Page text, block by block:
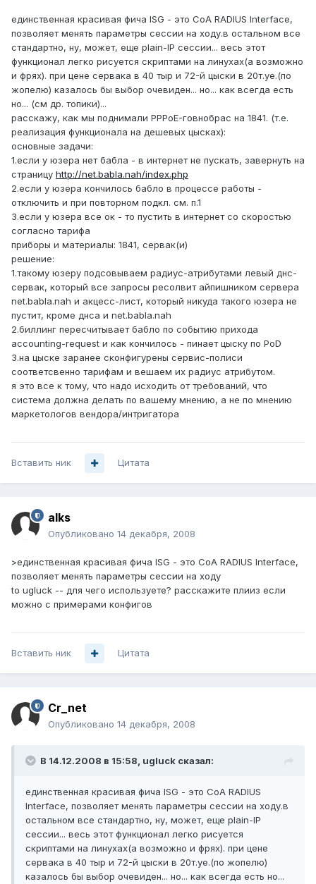
единственная красивая фича ISG - это CoA RADIUS Interface,
позволяет менять параметры сессии на ходу.в остальном все
стандартно, ну, может, еще plain-IP сессии... весь этот
функционал легко рисуется скриптами на линухах(а возможно
и фрях). при цене сервака в 40 тыр и 72-й цыски в 20т.уе.(по
жопелю) казалось бы выбор очевиден... но... как всегда есть
но... (см др. топики)...
расскажу, как мы поднимали PPPoE-говнобрас на 1841. (т.е.
реализация функционала на дешевых цысках):
основные задачи:
1.если у юзера нет бабла - в интернет не пускать, завернуть на
страницу http://net.babla.nah/index.php
2.если у юзера кончилось бабло в процессе работы -
отключить и при повторном подкл. см. п.1
3.если у юзера все ок - то пустить в интернет со скоростью
согласно тарифа
приборы и материалы: 1841, сервак(и)
решение:
1.такому юзеру подсовываем радиус-атрибутами левый днс-
сервак, который все запросы ресолвит айпишником сервера
net.babla.nah и акцесс-лист, который никуда такого юзера не
пустит, кроме днса и net.babla.nah
2.биллинг пересчитывает бабло по событию прихода
accounting-request и как кончилось - пинает цыску по PoD
3.на цыске заранее сконфигурены сервис-полиси
соответсвенно тарифам и вешаем их радиус атрибутом.
я это все к тому, что надо исходить от требований, что
система должна делать по вашему мнению, а не по мнению
маркетологов вендора/интригатора
Вставить ник Цитата
alks
Опубликовано 14 декабря, 2008
>единственная красивая фича ISG - это CoA RADIUS Interface,
позволяет менять параметры сессии на ходу
to ugluck -- для чего используете? расскажите плииз если
можно с примерами конфигов
Вставить ник Цитата
Cr_net
Опубликовано 14 декабря, 2008
В 14.12.2008 в 15:58, ugluck сказал:
единственная красивая фича ISG - это CoA RADIUS
Interface, позволяет менять параметры сессии на ходу.в
остальном все стандартно, ну, может, еще plain-IP
сессии... весь этот функционал легко рисуется
скриптами на линухах(а возможно и фрях). при цене
сервака в 40 тыр и 72-й цыски в 20т.уе.(по жопелю)
казалось бы выбор очевиден... но... как всегда есть но...